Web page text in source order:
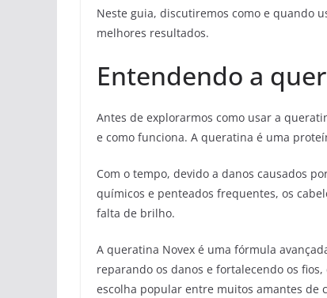
Neste guia, discutiremos como e quando
melhores resultados.
Entendendo a
Antes de explorarmos como usar a
e como funciona. A queratina é uma
Com o tempo, devido a danos causados
químicos e penteados frequentes, os
falta de brilho.
A queratina Novex é uma fórmula
reparando os danos e fortalecendo os
escolha popular entre muitos amantes de